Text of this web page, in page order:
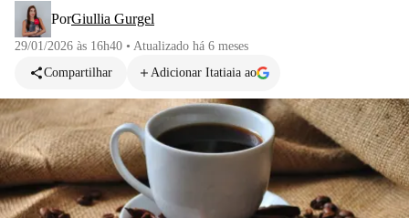
PorGiullia Gurgel
29/01/2026 às 16h40 • Atualizado há 6 meses
Compartilhar
Adicionar Itatiaia ao